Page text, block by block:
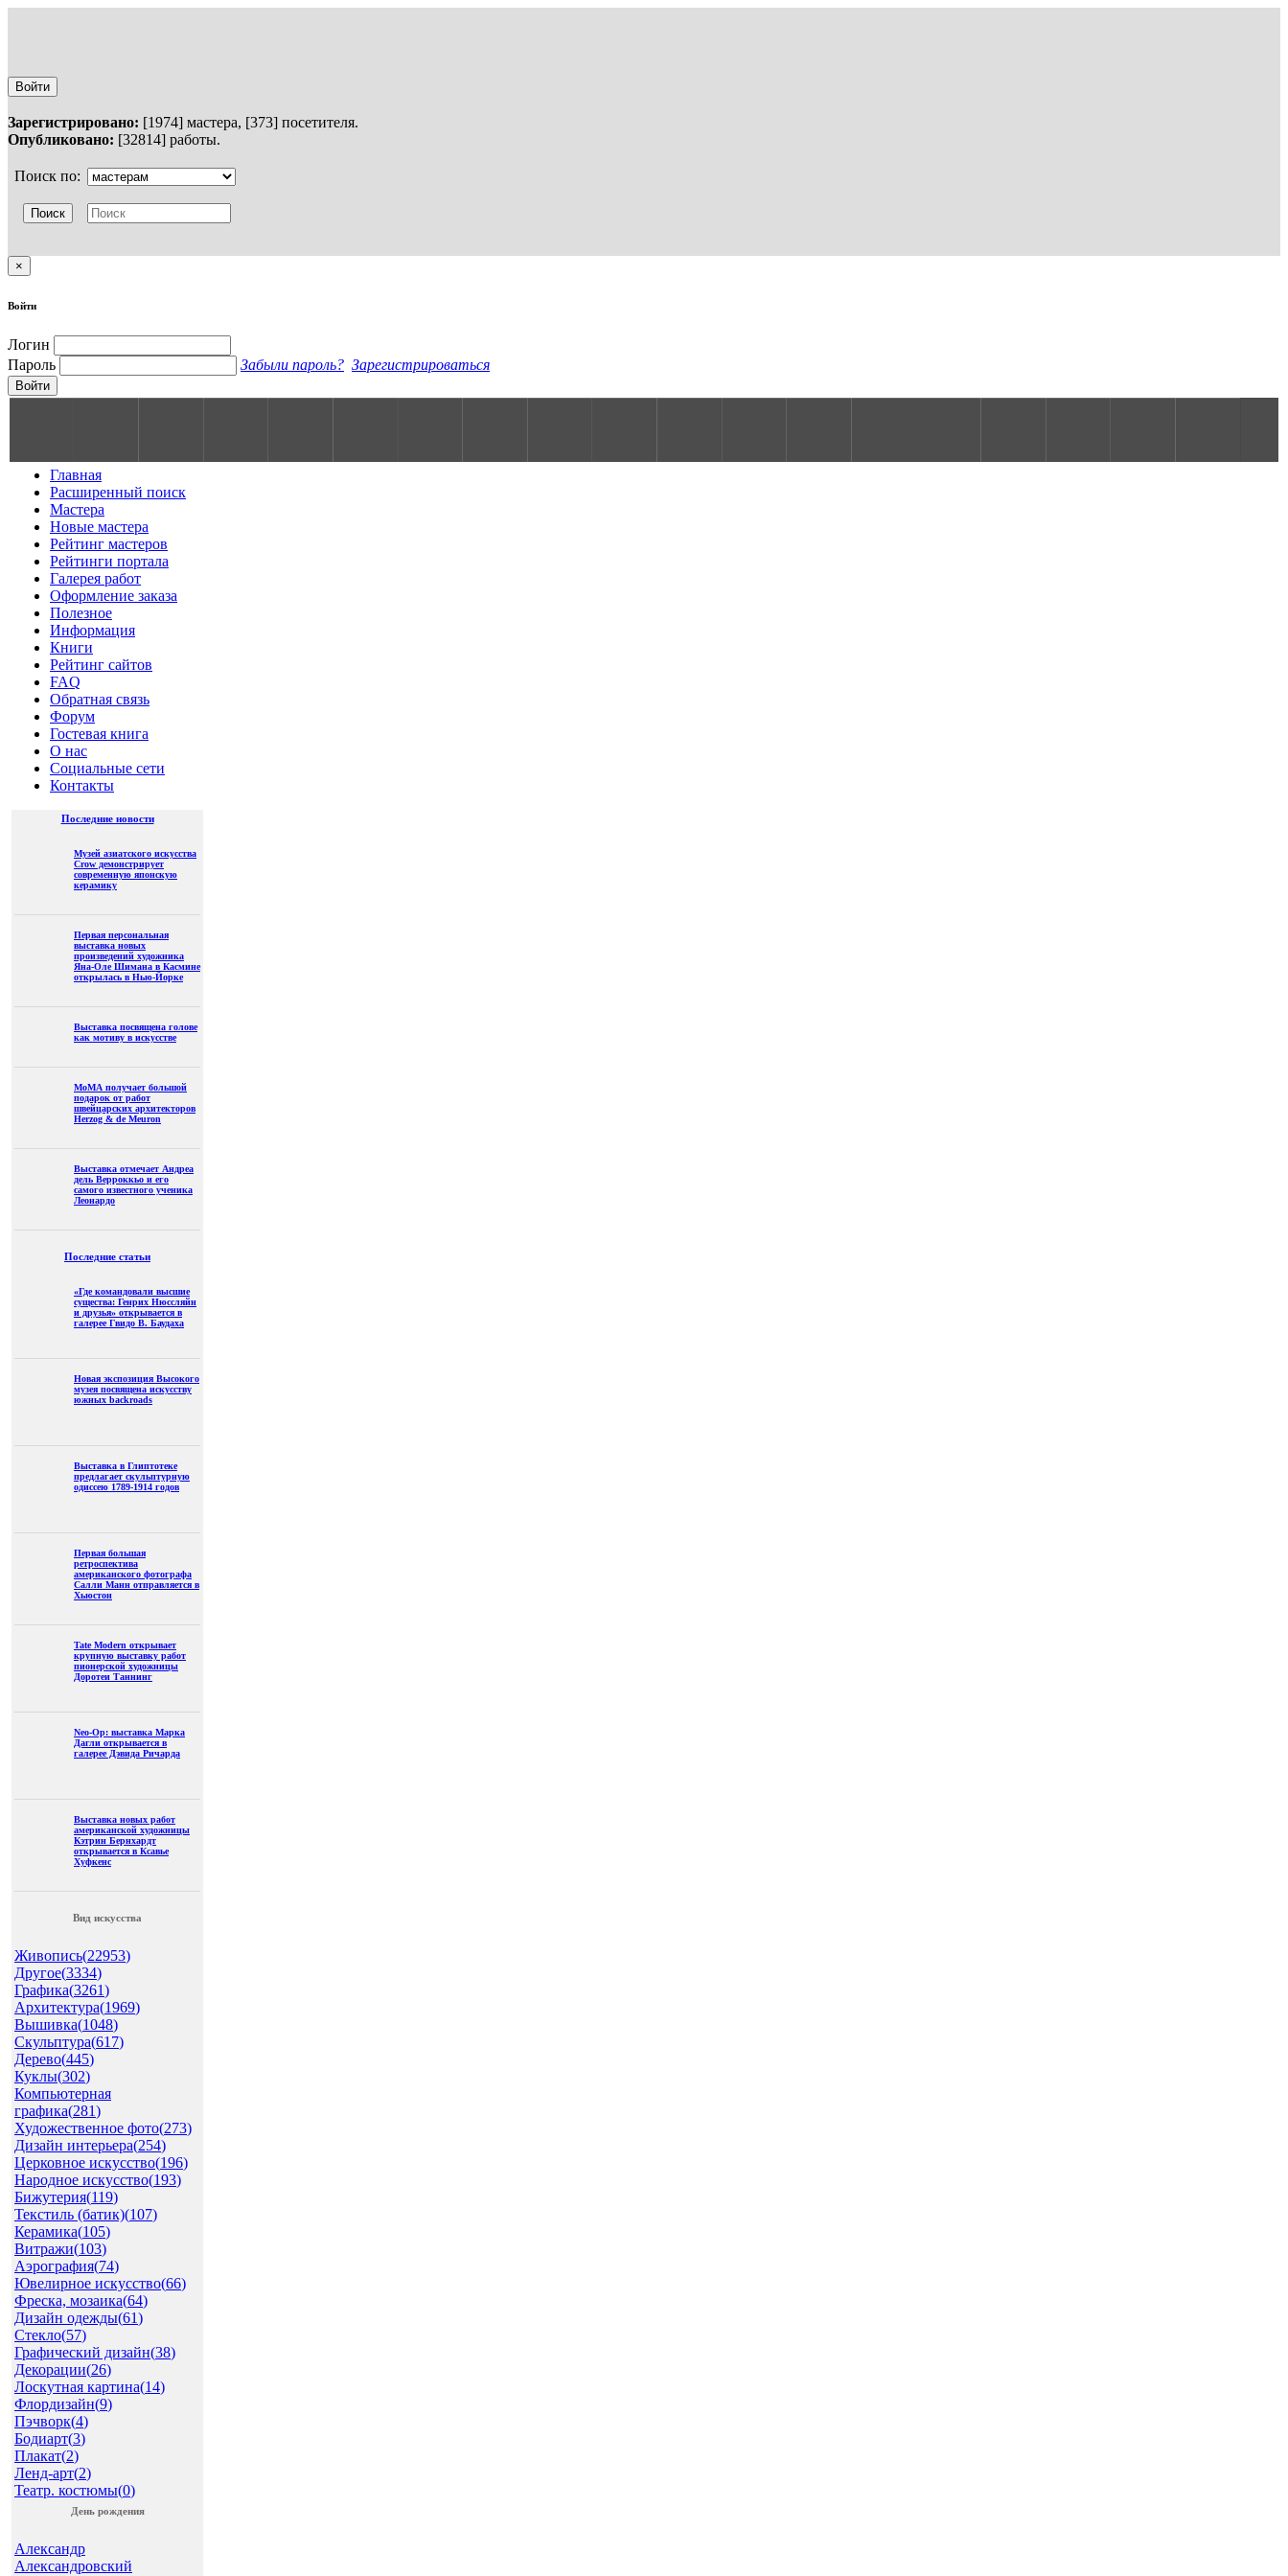
Войти
Зарегистрировано: [1974] мастера, [373] посетителя.
Опубликовано: [32814] работы.
Поиск по:
×
Войти
Логин
Пароль
Забыли пароль? Зарегистрироваться
Войти
Главная
Расширенный поиск
Мастера
Новые мастера
Рейтинг мастеров
Рейтинги портала
Галерея работ
Оформление заказа
Полезное
Информация
Книги
Рейтинг сайтов
FAQ
Обратная связь
Форум
Гостевая книга
О нас
Социальные сети
Контакты
Последние новости
Музей азиатского искусства
Crow демонстрирует
современную японскую
керамику
Первая персональная
выставка новых
произведений художника
Яна-Оле Шимана в Касмине
открылась в Нью-Йорке
Выставка посвящена голове
как мотиву в искусстве
МоМА получает большой
подарок от работ
швейцарских архитекторов
Herzog & de Meuron
Выставка отмечает Андреа
дель Верроккьо и его
самого известного ученика
Леонардо
Последние статьи
«Где командовали высшие
существа: Генрих Нюссляйн
и друзья» открывается в
галерее Гвидо В. Баудаха
Новая экспозиция Высокого
музея посвящена искусству
южных backroads
Выставка в Глиптотеке
предлагает скульптурную
одиссею 1789-1914 годов
Первая большая
ретроспектива
американского фотографа
Салли Манн отправляется в
Хьюстон
Tate Modern открывает
крупную выставку работ
пионерской художницы
Доротеи Таннинг
Neo-Op: выставка Марка
Дагли открывается в
галерее Дэвида Ричарда
Выставка новых работ
американской художницы
Кэтрин Бернхардт
открывается в Ксавье
Хуфкенс
Вид искусства
Живопись(22953)
Другое(3334)
Графика(3261)
Архитектура(1969)
Вышивка(1048)
Скульптура(617)
Дерево(445)
Куклы(302)
Компьютерная
графика(281)
Художественное фото(273)
Дизайн интерьера(254)
Церковное искусство(196)
Народное искусство(193)
Бижутерия(119)
Текстиль (батик)(107)
Керамика(105)
Витражи(103)
Аэрография(74)
Ювелирное искусство(66)
Фреска, мозаика(64)
Дизайн одежды(61)
Стекло(57)
Графический дизайн(38)
Декорации(26)
Лоскутная картина(14)
Флордизайн(9)
Пэчворк(4)
Бодиарт(3)
Плакат(2)
Ленд-арт(2)
Театр. костюмы(0)
День рождения
Александр
Александровский